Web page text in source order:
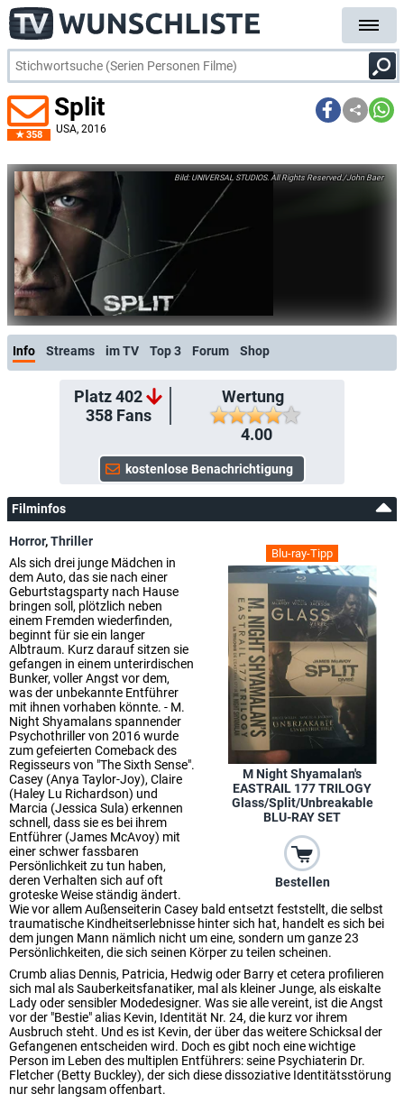
358
Split
USA, 2016
UNIVERSAL STUDIOS. All Rights Reserved./John Baer
Info Streams im TV Top 3 Forum Shop
Platz 402
358Fans
Wertung
4.00
Filminfos
Blu-ray-Tipp
M Night Shyamalan's
EASTRAIL 177 TRILOGY
Glass/Split/Unbreakable
BLU-RAY SET
Bestellen
Horror,Thriller
Als sich drei junge Mädchen in
dem Auto, das sie nach einer
Geburtstagsparty nach Hause
bringen soll, plötzlich neben
einem Fremden wiederfinden,
beginnt für sie ein langer
Albtraum. Kurz darauf sitzen sie
gefangen in einem unterirdischen
Bunker, voller Angst vor dem,
was der unbekannte Entführer
mit ihnen vorhaben könnte. - M.
Night Shyamalans spannender
Psychothriller von 2016 wurde
zum gefeierten Comeback des
Regisseurs von "The Sixth Sense".
Casey (Anya Taylor-Joy), Claire
(Haley Lu Richardson) und
Marcia (Jessica Sula) erkennen
schnell, dass sie es bei ihrem
Entführer (James McAvoy) mit
einer schwer fassbaren
Persönlichkeit zu tun haben,
deren Verhalten sich auf oft
groteske Weise ständig ändert.
Wie vor allem Außenseiterin Casey bald entsetzt feststellt, die selbst
traumatische Kindheitserlebnisse hinter sich hat, handelt es sich bei
dem jungen Mann nämlich nicht um eine, sondern um ganze 23
Persönlichkeiten, die sich seinen Körper zu teilen scheinen.
Crumb alias Dennis, Patricia, Hedwig oder Barry et cetera profilieren
sich mal als Sauberkeitsfanatiker, mal als kleiner Junge, als eiskalte
Lady oder sensibler Modedesigner. Was sie alle vereint, ist die Angst
vor der "Bestie" alias Kevin, Identität Nr. 24, die kurz vor ihrem
Ausbruch steht. Und es ist Kevin, der über das weitere Schicksal der
Gefangenen entscheiden wird. Doch es gibt noch eine wichtige
Person im Leben des multiplen Entführers: seine Psychiaterin Dr.
Fletcher (Betty Buckley), der sich diese dissoziative Identitätsstörung
nur sehr langsam offenbart.